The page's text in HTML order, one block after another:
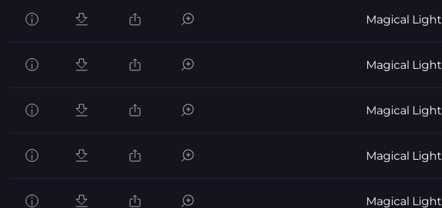
Magical Light
Magical Light
Magical Light
Magical Light
Magical Light